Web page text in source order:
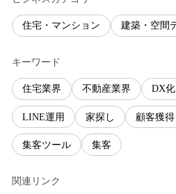
住宅・マンション 建築・空間
キーワード
住宅業界 不動産業界 DX化
LINE運用 家探し 顧客獲得
集客ツール 集客
関連リンク